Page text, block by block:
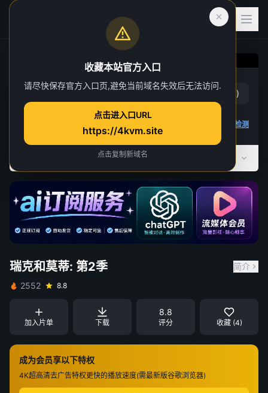
瑞克和莫蒂: 第2季
第 1 集
赞( 2) 踩 )
播放检测
瑞克和莫蒂: 第2季
简介
2552
8.8
加入片单 下载
8.8
评分 收藏 (4)
成为会员享以下特权
4K超高清去广告特权更快的播放速度(需最新版谷歌浏览器)
收藏本站官方入口
请尽快保存官方入口页,避免当前域名失效后无法访问.
点击进入口URL
https://4kvm.site
点击复制新域名